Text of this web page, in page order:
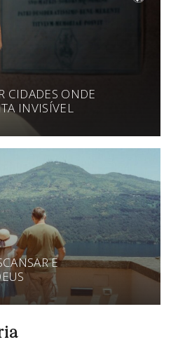
CIDADES ONDE
INVISÍVEL
E